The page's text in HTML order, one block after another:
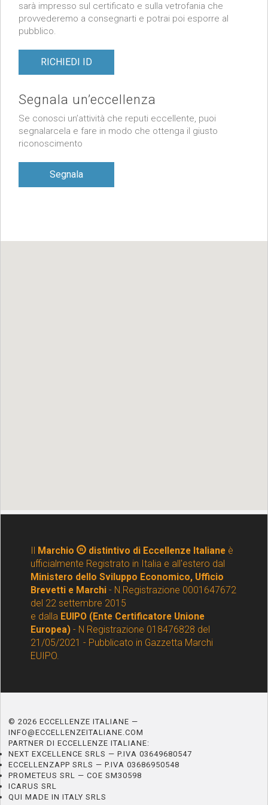
sarà impresso sul certificato e sulla vetrofania che
provvederemo a consegnarti e potrai poi esporre al
pubblico.
RICHIEDI ID
Segnala un’eccellenza
Se conosci un’attività che reputi eccellente, puoi
segnalarcela e fare in modo che ottenga il giusto
riconoscimento
Segnala
Marchio distintivo di Eccellenze Italianeè
ufficialmente Registrato in Italia e all'estero dal
Ministero dello Sviluppo Economico, Ufficio
Brevetti e Marchi - N.Registrazione 0001647672
del 22 settembre 2015
e dalla EUIPO (Ente Certificatore Unione
Europea) - N Registrazione 018476828 del
21/05/2021 - Pubblicato in Gazzetta Marchi
EUIPO.
© 2026 ECCELLENZE ITALIANE —
INFO@ECCELLENZEITALIANE.COM
PARTNER DI ECCELLENZE ITALIANE:
NEXT EXCELLENCE SRLS — P.IVA 03649680547
ECCELLENZAPP SRLS — P.IVA 03686950548
PROMETEUS SRL — COE SM30598
ICARUS SRL
QUI MADE IN ITALY SRLS